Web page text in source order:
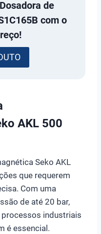
de
com o
AKL 500
Seko AKL
que requerem
Com uma
de até 20 bar,
industriais
é essencial.